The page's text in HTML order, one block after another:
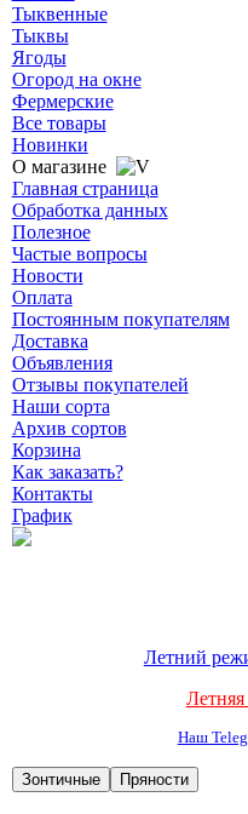
Тыквенные
Тыквы
Ягоды
Огород на окне
Фермерские
Все товары
Новинки
О магазине
Главная страница
Обработка данных
Полезное
Частые вопросы
Новости
Оплата
Постоянным покупателям
Доставка
Объявления
Отзывы покупателей
Наши сорта
Архив сортов
Корзина
Как заказать?
Контакты
График
Летний
Летняя
Наш